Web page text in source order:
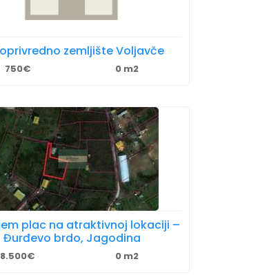
zemljište Voljavče
750€ 0 m2
plac na atraktivnoj lokaciji –
Đurđevo brdo, Jagodina
8.500€ 0 m2